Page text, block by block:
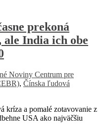
prekoná
India ich obe
Noviny Centrum pre
, Čínska ľudová
kríza a pomalé zotavovanie z
USA ako najväčšiu